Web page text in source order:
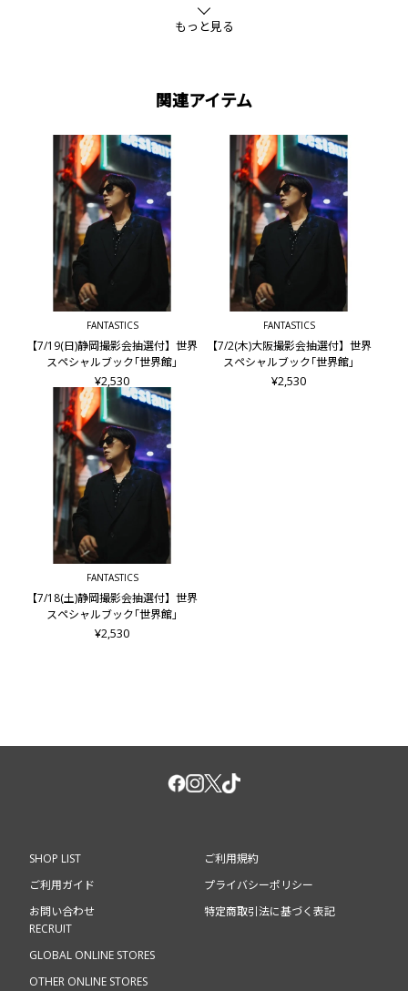
佐藤大樹 2nd写真集「In Motion」特典ポストカード
※EXILE TRIBE STATION限定特典とは別の特典になります。
・佐藤大樹 2nd写真集「In Motion」
・【撮影会抽選付】佐藤大樹 2nd写真集「In Motion」
■仕様
B5変型／192頁予定
※仕様は予告なく変更になる場合があります。
■出版社
幻冬舎
【FANTASTICS OFFICIAL FAN CLUB会員限定】
『FANTASTICS LIVE TOUR 2026 "SUNFLOWER"』連動企画
『FANTASTICS LIVE TOUR 2026 "SUNFLOWER"』終演後の
【GL-9 FANTASTICS BOOKS】発売記念「撮影会」へご招待！
【対象商品】
■【撮影会抽選付き】世界 スペシャルブック｢世界館｣
└撮影会対象メンバー：世界 (ご当選された方との2ショット)
■【撮影会抽選付き】佐藤大樹 2nd写真集『In Motion』
└撮影会対象メンバー：佐藤大樹 (ご当選された方との2ショ
ット)
■【撮影会抽選付き】木村慧人 ビジュアルブック『タイトル
未定』
└撮影会対象メンバー：木村慧人 (ご当選された方との2ショ
ット)
■【撮影会抽選付き】八木勇征 2nd写真集『Be my』
└撮影会対象メンバー：八木勇征 (ご当選された方との2ショ
※発売日が異なる商品の同時購入、同梱発送はできません。
2026/5/7（木）18:00～5/31（日）23:59
■9月&10月公演(福岡・東京(代々木第一)・福井公演)：
2026/5/7（木）18:00～8/16（日）23:59
※世界との撮影会については、愛知公演・広島公演・大阪公
※佐藤大樹との撮影会については、愛知公演・広島公演・大阪
公演・静岡公演・東京(有明)公演のみが対象となります。
もっと見る
関連アイテム
FANTASTICS
【7/19(日)静岡撮影会抽選付】世界
スペシャルブック｢世界館｣
¥2,530
FANTASTICS
【7/2(木)大阪撮影会抽選付】世界
スペシャルブック｢世界館｣
¥2,530
FANTASTICS
【7/18(土)静岡撮影会抽選付】世界
スペシャルブック｢世界館｣
¥2,530
SHOP LIST
ご利用ガイド
お問い合わせ
ご利用規約
プライバシーポリシー
特定商取引法に基づく表記
RECRUIT
GLOBAL ONLINE STORES
OTHER ONLINE STORES